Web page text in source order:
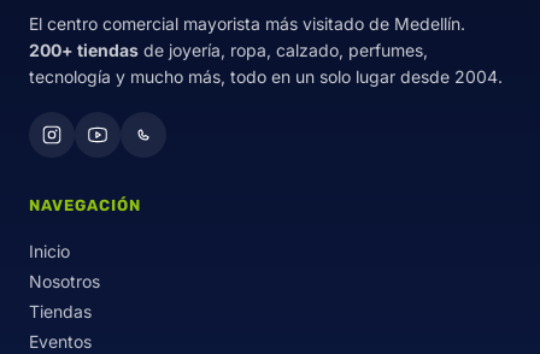
El centro comercial mayorista más visitado de Medellín.
200+ tiendas de joyería, ropa, calzado, perfumes,
tecnología y mucho más, todo en un solo lugar desde 2004.
NAVEGACIÓN
Inicio
Nosotros
Tiendas
Eventos